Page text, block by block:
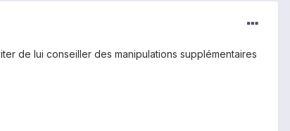
de lui conseiller des manipulations supplémentaires